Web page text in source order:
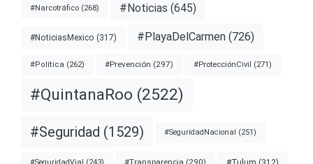
#Narcotráfico (268) #Noticias (645)
#NoticiasMexico (317) #PlayaDelCarmen (726)
#Política (262) #Prevención (297) #ProtecciónCivil (271)
#QuintanaRoo (2522)
#Seguridad (1529) #SeguridadNacional (251)
#SeguridadVial (243) #Transparencia (290)